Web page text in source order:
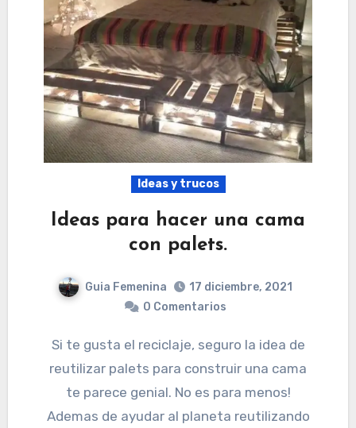
Ideas y trucos
Ideas para hacer una cama
con palets.
Guia Femenina
17 diciembre, 2021
0 Comentarios
Si te gusta el reciclaje, seguro la idea de
reutilizar palets para construir una cama
te parece genial. No es para menos!
Ademas de ayudar al planeta reutilizando